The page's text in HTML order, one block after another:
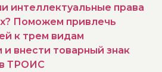
интеллектуальные права
Поможем привлечь
к трем видам
и внести товарный знак
ТРОИС